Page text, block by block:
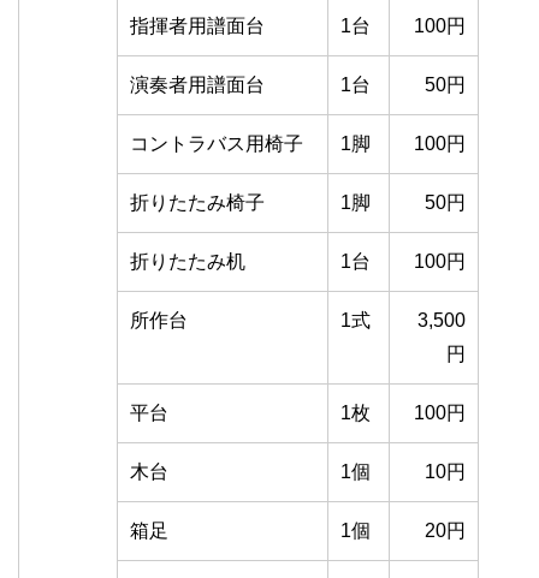
指揮者用譜面台 1台 100円
演奏者用譜面台 1台 50円
コントラバス用椅子 1脚 100円
折りたたみ椅子 1脚 50円
折りたたみ机 1台 100円
所作台 1式
3,500
円
平台 1枚 100円
木台 1個 10円
箱足 1個 20円